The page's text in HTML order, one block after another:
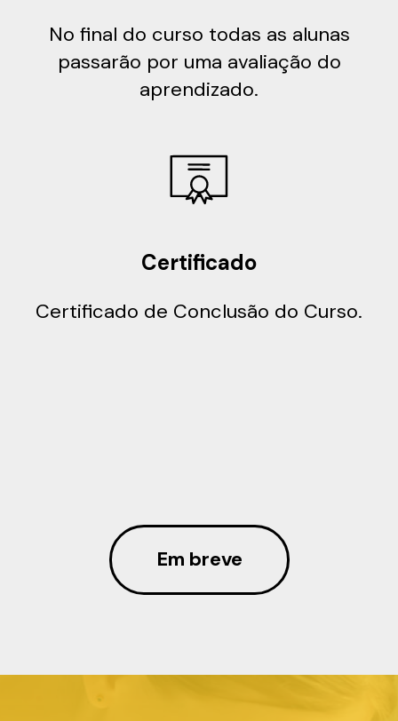
No final do curso todas as alunas
passarão por uma avaliação do
aprendizado.
Certificado
Certificado de Conclusão do Curso.
Em breve